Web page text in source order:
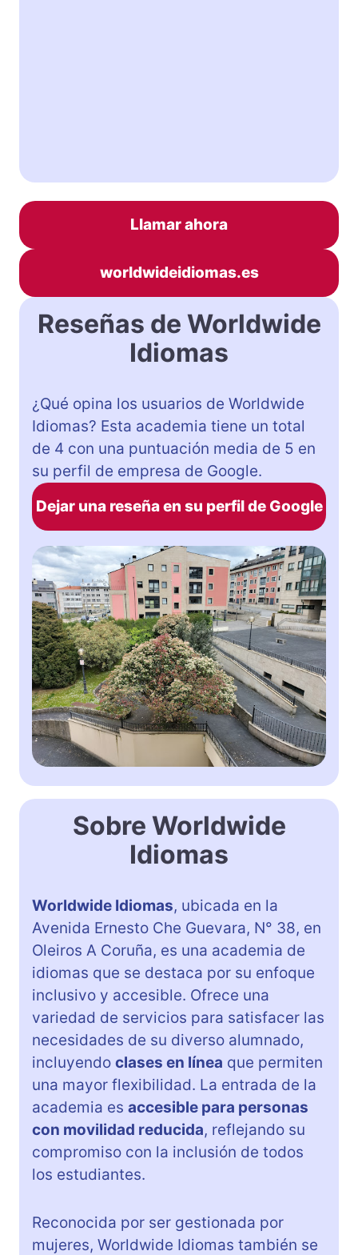
Llamar ahora
worldwideidiomas.es
Reseñas de Worldwide
Idiomas
¿Qué opina los usuarios de Worldwide
Idiomas? Esta academia tiene un total
de 4 con una puntuación media de 5 en
su perfil de empresa de Google.
Dejar una reseña en su perfil de Google
Sobre Worldwide
Idiomas
Worldwide Idiomas, ubicada en la
Avenida Ernesto Che Guevara, N° 38, en
Oleiros A Coruña, es una academia de
idiomas que se destaca por su enfoque
inclusivo y accesible. Ofrece una
variedad de servicios para satisfacer las
necesidades de su diverso alumnado,
incluyendo clases en línea que permiten
una mayor flexibilidad. La entrada de la
academia es accesible para personas
con movilidad reducida, reflejando su
compromiso con la inclusión de todos
los estudiantes.
Reconocida por ser gestionada por
mujeres, Worldwide Idiomas también se